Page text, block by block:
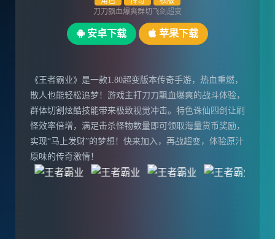
刀刀飘血爆爽群切飞剑超变
安卓下载 苹果下载
《王者霸业》是一款1.80超变版本传奇手游，热血重燃，
散人也能轻松追梦！游戏主打刀刀飘血爆爽的战斗体验，
群体切割炫酷技能带来极致视觉冲击。特色诛仙四剑让刷
怪效率倍增，满足击杀怪物数量即可领取海量货币奖励，
实现“马上发财”的梦想！快来加入，再战超变，体验原汁
原味的传奇激情！